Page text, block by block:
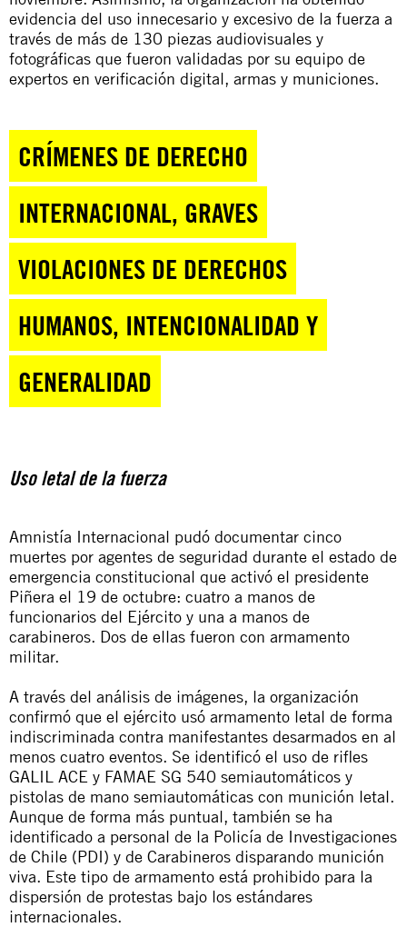
evidencia del uso innecesario y excesivo de la fuerza a
través de más de 130 piezas audiovisuales y
fotográficas que fueron validadas por su equipo de
expertos en verificación digital, armas y municiones.
CRÍMENES DE DERECHO
INTERNACIONAL, GRAVES
VIOLACIONES DE DERECHOS
HUMANOS, INTENCIONALIDAD Y
GENERALIDAD
Uso letal de la fuerza
Amnistía Internacional pudó documentar cinco
muertes por agentes de seguridad durante el estado de
emergencia constitucional que activó el presidente
Piñera el 19 de octubre: cuatro a manos de
funcionarios del Ejército y una a manos de
carabineros. Dos de ellas fueron con armamento
militar.
A través del análisis de imágenes, la organización
confirmó que el ejército usó armamento letal de forma
indiscriminada contra manifestantes desarmados en al
menos cuatro eventos. Se identificó el uso de rifles
GALIL ACE y FAMAE SG 540 semiautomáticos y
pistolas de mano semiautomáticas con munición letal.
Aunque de forma más puntual, también se ha
identificado a personal de la Policía de Investigaciones
de Chile (PDI) y de Carabineros disparando munición
viva. Este tipo de armamento está prohibido para la
dispersión de protestas bajo los estándares
internacionales.